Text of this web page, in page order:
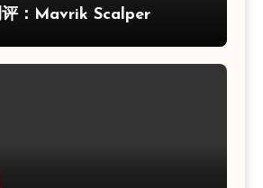
：Mavrik Scalper